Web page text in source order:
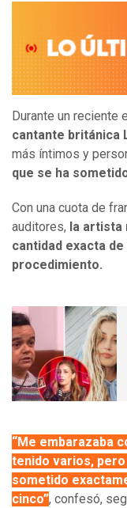
Durante un
cantante británica
más íntimos y
que se ha
Con una cuota de
auditores, la
cantidad exacta
procedimiento.
“Me embarazaba
tenido varios,
sometido
cinco”, confesó,